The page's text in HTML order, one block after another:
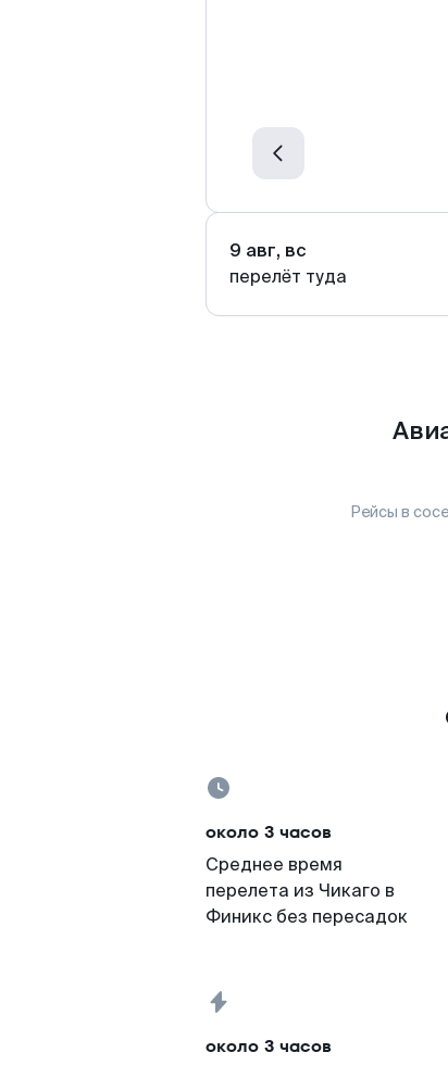
9 авг, вс
перелёт туда
Рейсы в
около 3 часов
Среднее время
перелета из Чикаго в
Финикс без пересадок
около 3 часов